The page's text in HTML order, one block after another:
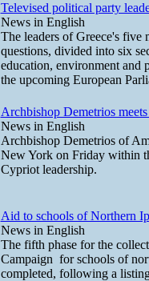
Televised political party
News in English
The leaders of Greece's five
questions, divided into six
education, environment and
the upcoming European
Archbishop Demetrios
News in English
Archbishop Demetrios of
New York on Friday within
Cypriot leadership.
Aid to schools of Northern
News in English
The fifth phase for the
Campaign for schools of
completed, following a